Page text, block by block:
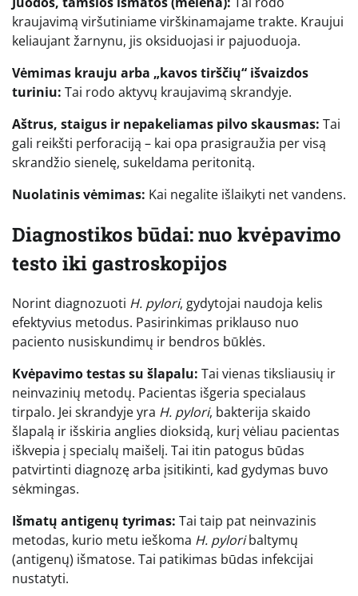
kraujavimą viršutiniame virškinamajame trakte. Kraujui
keliaujant žarnynu, jis oksiduojasi ir pajuoduoja.
Vėmimas krauju arba „kavos tirščių“ išvaizdos
turiniu: Tai rodo aktyvų kraujavimą skrandyje.
Aštrus, staigus ir nepakeliamas pilvo skausmas: Tai
gali reikšti perforaciją – kai opa prasigraužia per visą
skrandžio sienelę, sukeldama peritonitą.
Nuolatinis vėmimas: Kai negalite išlaikyti net vandens.
Diagnostikos būdai: nuo kvėpavimo
testo iki gastroskopijos
Norint diagnozuoti H. pylori, gydytojai naudoja kelis
efektyvius metodus. Pasirinkimas priklauso nuo
paciento nusiskundimų ir bendros būklės.
Kvėpavimo testas su šlapalu: Tai vienas tiksliausių ir
neinvazinių metodų. Pacientas išgeria specialaus
tirpalo. Jei skrandyje yra H. pylori, bakterija skaido
šlapalą ir išskiria anglies dioksidą, kurį vėliau pacientas
iškvepia į specialų maišelį. Tai itin patogus būdas
patvirtinti diagnozę arba įsitikinti, kad gydymas buvo
sėkmingas.
Išmatų antigenų tyrimas: Tai taip pat neinvazinis
metodas, kurio metu ieškoma H. pyloribaltymų
(antigenų) išmatose. Tai patikimas būdas infekcijai
nustatyti.